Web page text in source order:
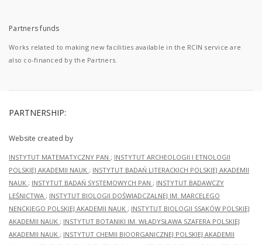
Partners funds
Works related to making new facilities available in the RCIN service are
also co-financed by the Partners.
PARTNERSHIP:
Website created by
INSTYTUT MATEMATYCZNY PAN ; INSTYTUT ARCHEOLOGII I ETNOLOGII
POLSKIEJ AKADEMII NAUK ; INSTYTUT BADAŃ LITERACKICH POLSKIEJ AKADEMII
NAUK ; INSTYTUT BADAŃ SYSTEMOWYCH PAN ; INSTYTUT BADAWCZY
LEŚNICTWA ; INSTYTUT BIOLOGII DOŚWIADCZALNEJ IM. MARCELEGO
NENCKIEGO POLSKIEJ AKADEMII NAUK ; INSTYTUT BIOLOGII SSAKÓW POLSKIEJ
AKADEMII NAUK ; INSTYTUT BOTANIKI IM. WŁADYSŁAWA SZAFERA POLSKIEJ
AKADEMII NAUK ; INSTYTUT CHEMII BIOORGANICZNEJ POLSKIEJ AKADEMII